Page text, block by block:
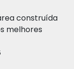
construída
melhores